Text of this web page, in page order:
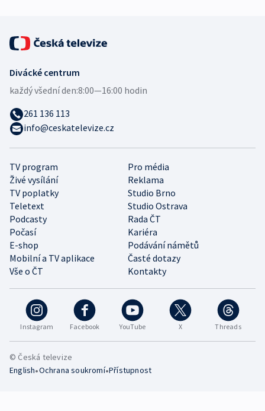
Instagram Facebook YouTube X Threads
TV program
Pro média
Živé vysílání
Reklama
TV poplatky
Studio Brno
Teletext
Studio Ostrava
Podcasty
Rada ČT
Počasí
Kariéra
E-shop
Podávání námětů
Mobilní a TV aplikace
Časté dotazy
Vše o ČT
Kontakty
Divácké centrum
každý všední den:8:00—16:00 hodin
261 136 113
info@ceskatelevize.cz
© Česká televize
English•Ochrana soukromí•Přístupnost